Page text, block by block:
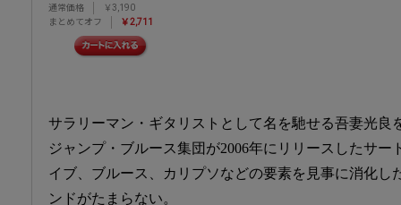
通常価格
￥3,190
まとめてオフ
￥2,711
サラリーマン・ギタリストとして名を馳せる吾妻光良
ジャンプ・ブルース集団が2006年にリリースしたサー
イブ、ブルース、カリプソなどの要素を見事に消化し
ンドがたまらない。